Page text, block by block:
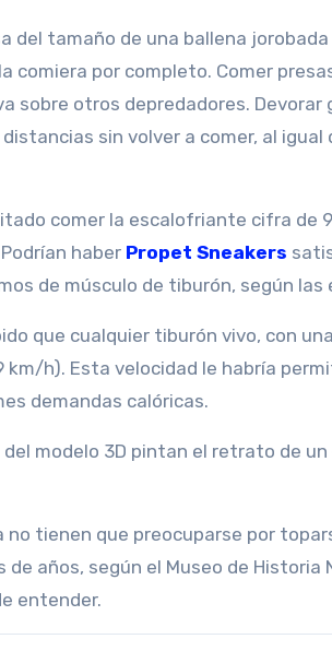
del tamaño de una ballena
comiera por completo. Comer
sobre otros depredadores.
sin volver a comer, al
comer la escalofriante cifra de
haber Propet Sneakers
de músculo de tiburón, según
que cualquier tiburón vivo, con
km/h). Esta velocidad le habría
demandas calóricas.
modelo 3D pintan el retrato de
no tienen que preocuparse por
años, según el Museo de Historia
entender.